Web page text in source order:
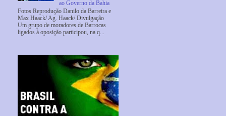
ao Governo da Bahia
Fotos Reprodução Danilo da Barreira e
Max Haack/ Ag. Haack/ Divulgação
Um grupo de moradores de Barrocas
ligados à oposição participou, na q...